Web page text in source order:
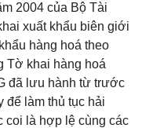
2004 của Bộ Tài
xuất khẩu biên giới
hàng hoá theo
Tờ khai hàng hoá
đã lưu hành từ trước
để làm thủ tục hải
coi là hợp lệ cùng các